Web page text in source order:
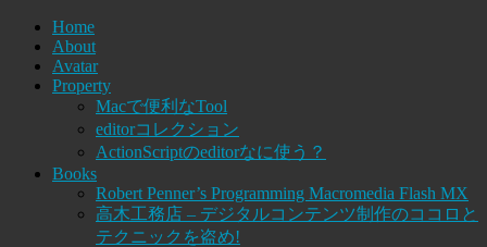
Home
About
Avatar
Property
Macで便利なTool
editorコレクション
ActionScriptのeditorなに使う？
Books
Robert Penner’s Programming Macromedia Flash MX
高木工務店 – デジタルコンテンツ制作のココロと
テクニックを盗め!